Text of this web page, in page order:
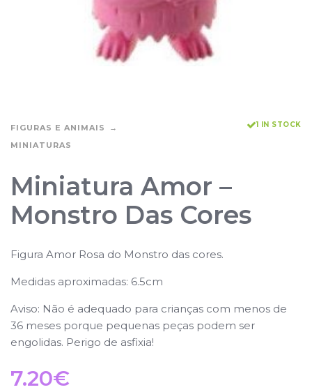
FIGURAS E ANIMAIS
MINIATURAS
1 IN STOCK
Miniatura Amor –
Monstro Das Cores
Figura Amor Rosa do Monstro das cores.
Medidas aproximadas: 6.5cm
Aviso: Não é adequado para crianças com menos de
36 meses porque pequenas peças podem ser
engolidas. Perigo de asfixia!
7.20€